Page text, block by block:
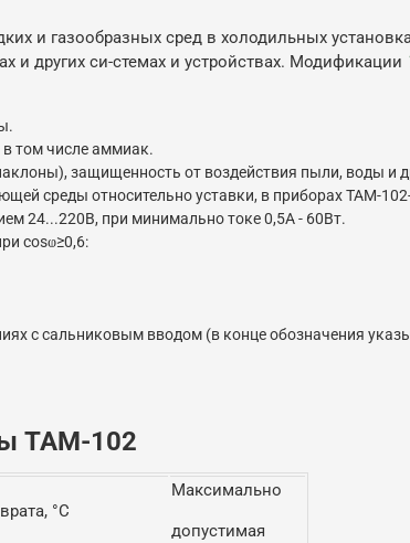
и газообразных сред в холодильных
и других си-стемах и устройствах. Модификации
в том числе аммиак.
защищенность от воздействия пыли, воды и
среды относительно уставки, в приборах ТАМ-
24...220В, при минимально токе 0,5А - 60Вт.
cosⱷ≥0,6:
с сальниковым вводом (в конце обозначения
ТАМ-102
°С
Максимально
допустимая